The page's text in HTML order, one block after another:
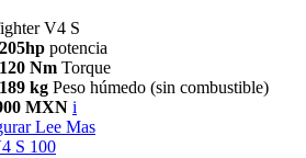
V4 S
205hp potencia
120 Nm Torque
189 kg Peso húmedo (sin combustible)
MXN i
Lee Mas
S 100